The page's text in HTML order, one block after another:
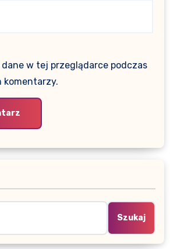
w tej przeglądarce podczas
komentarzy.
Szukaj